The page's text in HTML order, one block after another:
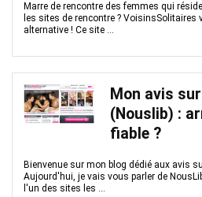
Marre de rencontre des femmes qui
les sites de rencontre ? VoisinsSolitaires
alternative ! Ce site ...
Mon avis
(Nouslib) :
fiable ?
Bienvenue sur mon blog dédié aux avis
Aujourd'hui, je vais vous parler de
l'un des sites les ...